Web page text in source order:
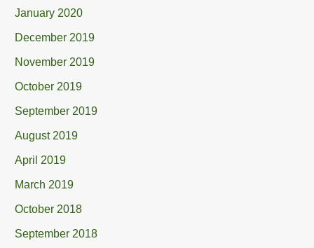
January 2020
December 2019
November 2019
October 2019
September 2019
August 2019
April 2019
March 2019
October 2018
September 2018